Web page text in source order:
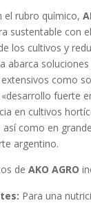
el rubro químico,
sustentable con
los cultivos y
abarca
como
fuerte
en cultivos
como en
argentino.
de AKO AGRO
Para una